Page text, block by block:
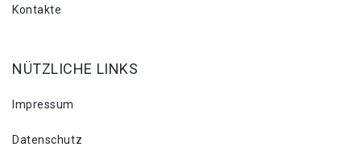
Kontakte
NÜTZLICHE LINKS
Impressum
Datenschutz